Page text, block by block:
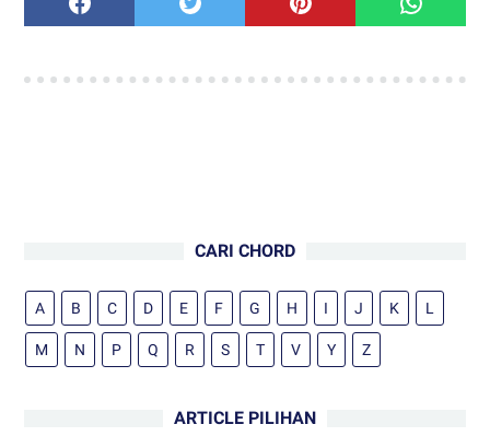
CARI CHORD
A B C D E F G H I J K L
M N P Q R S T V Y Z
ARTICLE PILIHAN